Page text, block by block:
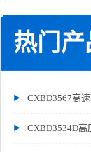
热门产
CXBD3567高
CXBD3534D高